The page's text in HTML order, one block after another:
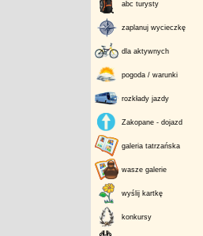
abc turysty
zaplanuj wycieczkę
dla aktywnych
pogoda / warunki
rozkłady jazdy
Zakopane - dojazd
galeria tatrzańska
wasze galerie
wyślij kartkę
konkursy